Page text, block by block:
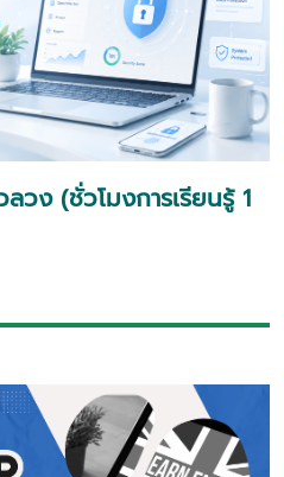
ง (ชั่วโมงการเรียนรู้ 1